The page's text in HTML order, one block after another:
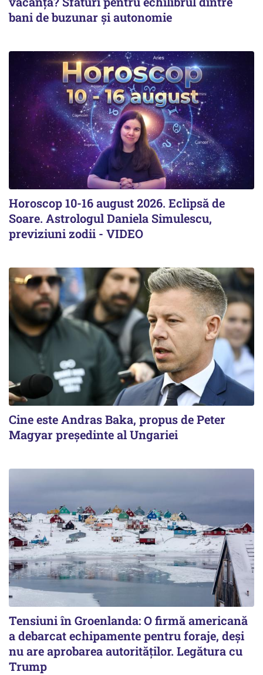
bani de buzunar și autonomie
Horoscop 10-16 august 2026. Eclipsă de
Soare. Astrologul Daniela Simulescu,
previziuni zodii - VIDEO
Cine este Andras Baka, propus de Peter
Magyar președinte al Ungariei
Tensiuni în Groenlanda: O firmă americană
a debarcat echipamente pentru foraje, deși
nu are aprobarea autorităților. Legătura cu
Trump